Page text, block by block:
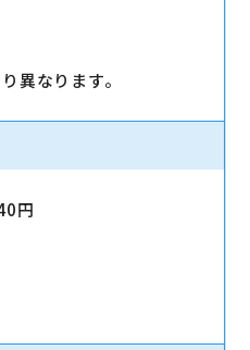
異なります。
円